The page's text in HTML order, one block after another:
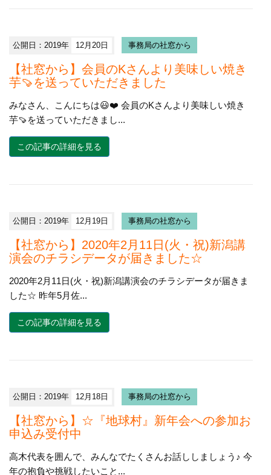
公開日：2019年 12月20日 事務局の社窓から
【社窓から】会員のKさんより美味しい焼き
芋🍠を送っていただきました
みなさん、こんにちは😃❤️ 会員のKさんより美味しい焼き
芋🍠を送っていただきまし...
この記事の詳細を見る
公開日：2019年 12月19日 事務局の社窓から
【社窓から】2020年2月11日(火・祝)新潟講
演会のチラシデータが届きました☆
2020年2月11日(火・祝)新潟講演会のチラシデータが届きま
した☆ 昨年5月佐...
この記事の詳細を見る
公開日：2019年 12月18日 事務局の社窓から
【社窓から】☆『地球村』新年会への参加お
申込み受付中
高木代表を囲んで、みんなでたくさんお話ししましょう♪ 今
年の抱負や挑戦したいこと...